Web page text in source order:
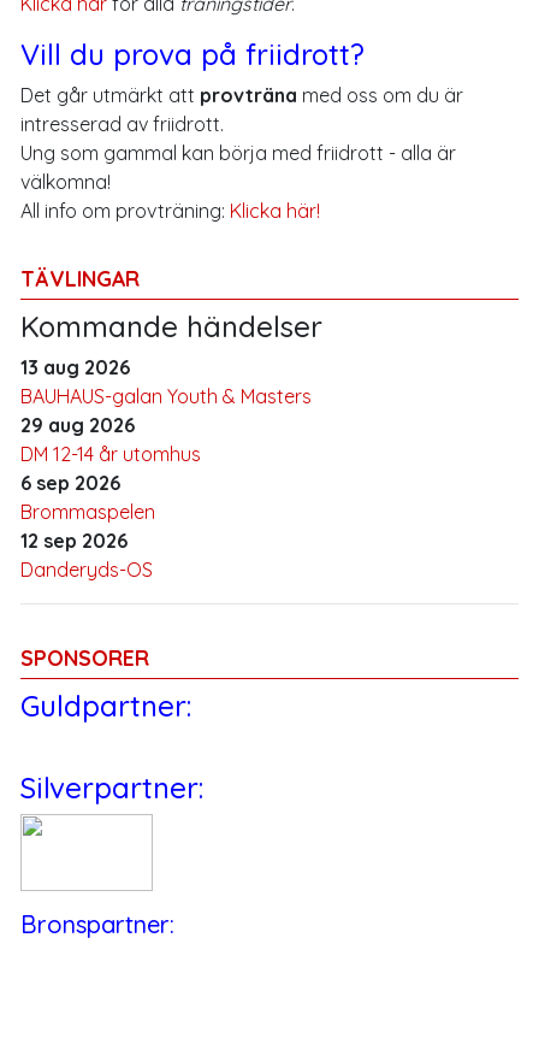
Vill du prova på friidrott?
Det går utmärkt att provträna med oss om du är
intresserad av friidrott.
Ung som gammal kan börja med friidrott - alla är
välkomna!
All info om provträning: Klicka här!
TÄVLINGAR
Kommande händelser
13 aug 2026
BAUHAUS-galan Youth & Masters
29 aug 2026
DM 12-14 år utomhus
6 sep 2026
Brommaspelen
12 sep 2026
Danderyds-OS
SPONSORER
Guldpartner:
Silverpartner:
Bronspartner: